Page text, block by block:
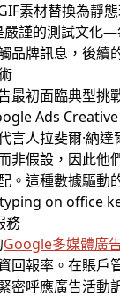
素材替換為靜
謹的測試文化
品牌訊息，後續
最初面臨典型
Ads
言人拉斐爾·納
非假設，因此
。這種數據驅動
務
Google多媒體廣
回報率。在賬
密呼應廣告活動